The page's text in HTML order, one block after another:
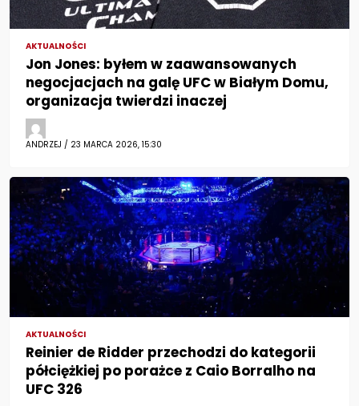
AKTUALNOŚCI
Jon Jones: byłem w zaawansowanych
negocjacjach na galę UFC w Białym Domu,
organizacja twierdzi inaczej
ANDRZEJ / 23 MARCA 2026, 15:30
AKTUALNOŚCI
Reinier de Ridder przechodzi do kategorii
półciężkiej po porażce z Caio Borralho na
UFC 326